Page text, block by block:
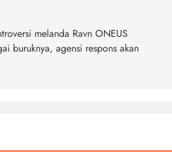
melanda Ravn ONEUS
buruknya, agensi respons akan